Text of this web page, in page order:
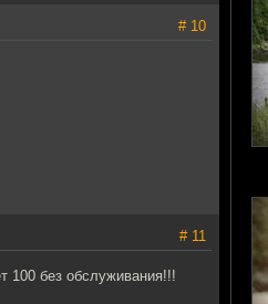
# 10
# 11
100 без обслуживания!!!